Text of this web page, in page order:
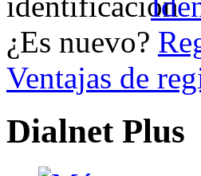
¿Es nuevo?
Ventajas de
Dialnet Plus